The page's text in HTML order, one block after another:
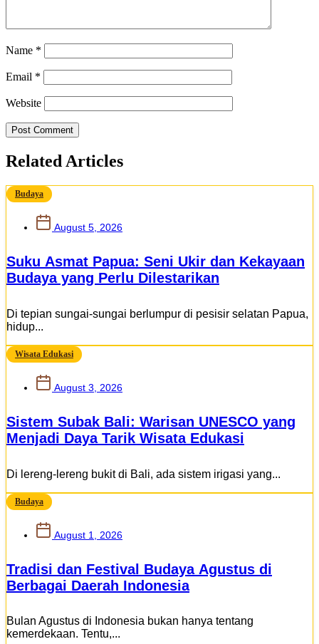
Name *
Email *
Website
Related Articles
Budaya
August 5, 2026
Suku Asmat Papua: Seni Ukir dan Kekayaan
Budaya yang Perlu Dilestarikan
Di tepian sungai-sungai berlumpur di pesisir selatan Papua,
hidup...
Wisata Edukasi
August 3, 2026
Sistem Subak Bali: Warisan UNESCO yang
Menjadi Daya Tarik Wisata Edukasi
Di lereng-lereng bukit di Bali, ada sistem irigasi yang...
Budaya
August 1, 2026
Tradisi dan Festival Budaya Agustus di
Berbagai Daerah Indonesia
Bulan Agustus di Indonesia bukan hanya tentang
kemerdekaan. Tentu,...